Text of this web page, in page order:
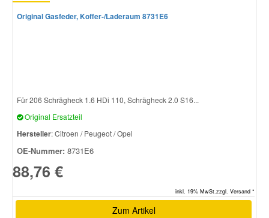
Original Gasfeder, Koffer-/Laderaum 8731E6
Für 206 Schrägheck 1.6 HDi 110, Schrägheck 2.0 S16...
Original Ersatzteil
Hersteller: Citroen / Peugeot / Opel
OE-Nummer: 8731E6
88,76 €
inkl. 19% MwSt.zzgl. Versand *
Zum Artikel